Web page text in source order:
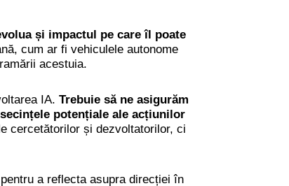
și impactul pe care îl poate
cum ar fi vehiculele autonome
acestuia.
IA. Trebuie să ne asigurăm
potențiale ale acțiunilor
cercetătorilor și dezvoltatorilor, ci
a reflecta asupra direcției în